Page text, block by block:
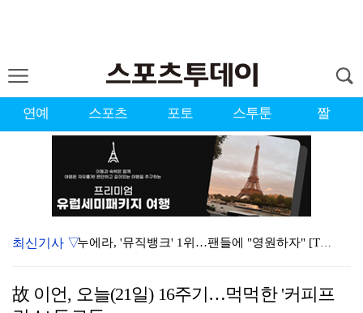
연예 스포츠 포토 스투툰 짤
누에라, '뮤직뱅크' 1위…팬들에 "영원하자" [TV캡…
서장훈 감독 "내 능력 부족" 자책하게 만든 펜타곤과의…
최신기사 ▽
故 이언, 오늘(21일) 16주기…먹먹한 '커피프